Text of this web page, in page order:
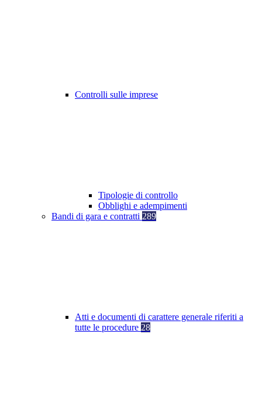
Controlli sulle imprese
Tipologie di controllo
Obblighi e adempimenti
Bandi di gara e contratti 289
Atti e documenti di carattere generale riferiti a
tutte le procedure 28